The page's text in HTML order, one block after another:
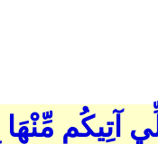
آتِيكُم